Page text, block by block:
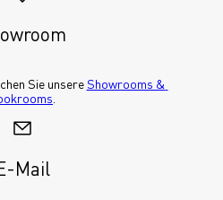
Sie unsere Showrooms &
Mail